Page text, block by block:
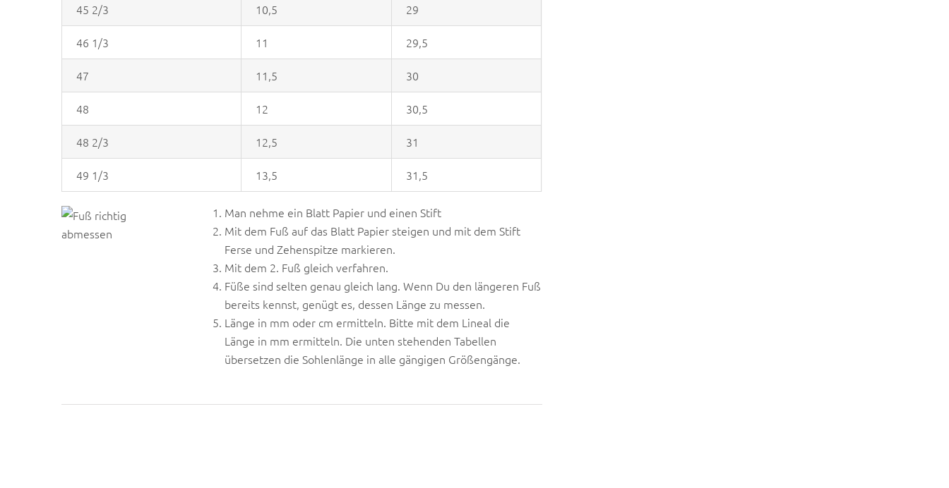
45 2/3 10,5 29
46 1/3 11 29,5
47 11,5 30
48 12 30,5
48 2/3 12,5 31
49 1/3 13,5 31,5
Man nehme ein Blatt Papier und einen Stift
Mit dem Fuß auf das Blatt Papier steigen und mit dem Stift
Ferse und Zehenspitze markieren.
Mit dem 2. Fuß gleich verfahren.
Füße sind selten genau gleich lang. Wenn Du den längeren Fuß
bereits kennst, genügt es, dessen Länge zu messen.
Länge in mm oder cm ermitteln. Bitte mit dem Lineal die
Länge in mm ermitteln. Die unten stehenden Tabellen
übersetzen die Sohlenlänge in alle gängigen Größengänge.